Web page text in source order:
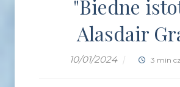
"Biedne
Alasdair
10/01/2024 | 3 min